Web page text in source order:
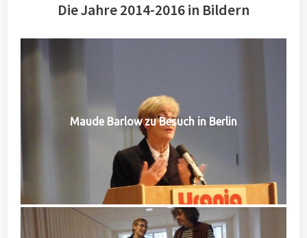
Die Jahre 2014-2016 in Bildern
Maude Barlow zu Besuch in Berlin